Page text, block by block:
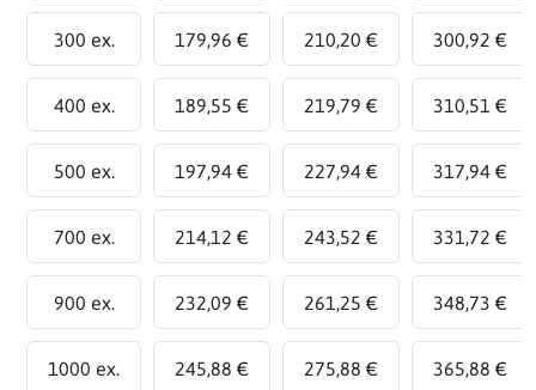
300 ex. 179,96 € 210,20 € 300,92 €
400 ex. 189,55 € 219,79 € 310,51 €
500 ex. 197,94 € 227,94 € 317,94 €
700 ex. 214,12 € 243,52 € 331,72 €
900 ex. 232,09 € 261,25 € 348,73 €
1000 ex. 245,88 € 275,88 € 365,88 €